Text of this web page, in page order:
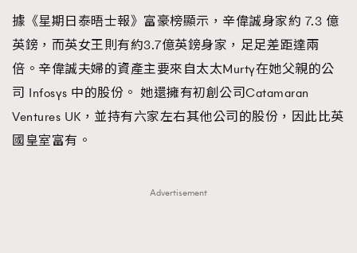
據《星期日泰晤士報》富豪榜顯示，辛偉誠身家約 7.3 億
英鎊，而英女王則有約3.7億英鎊身家，足足差距達兩
倍。辛偉誠夫婦的資產主要來自太太Murty在她父親的公
司 Infosys 中的股份。 她還擁有初創公司Catamaran
Ventures UK，並持有六家左右其他公司的股份，因此比英
國皇室富有。
Advertisement